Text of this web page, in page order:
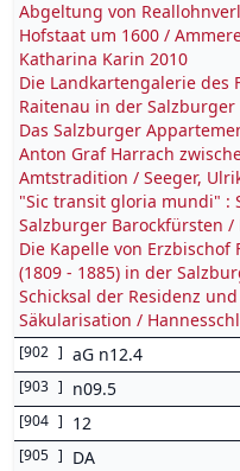
Abgeltung von
Hofstaat um 1600 /
Katharina Karin 2010
Die Landkartengalerie des
Raitenau in der Salzburger
Das Salzburger
Anton Graf Harrach
Amtstradition / Seeger,
"Sic transit gloria mundi" :
Salzburger Barockfürsten
Die Kapelle von
(1809 - 1885) in der
Schicksal der Residenz
Säkularisation /
[902 ] aG n12.4
[903 ] n09.5
[904 ] 12
[905 ] DA